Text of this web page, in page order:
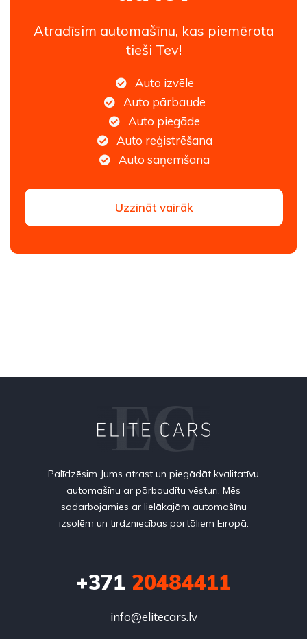
Atradīsim automašīnu, kas piemērota
tieši Tev!
Auto izvēle
Auto pārbaude
Auto piegāde
Auto reģistrēšana
Auto saņemšana
Uzzināt vairāk
Palīdzēsim Jums atrast un piegādāt kvalitatīvu
automašīnu ar pārbaudītu vēsturi. Mēs
sadarbojamies ar lielākajām automašīnu
izsolēm un tirdzniecības portāliem Eiropā.
+371 20484411
info@elitecars.lv